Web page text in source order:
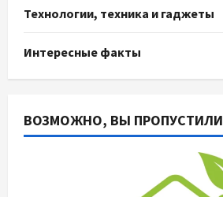
Технологии, техника и гаджеты
Интересные факты
ВОЗМОЖНО, ВЫ ПРОПУСТИЛИ